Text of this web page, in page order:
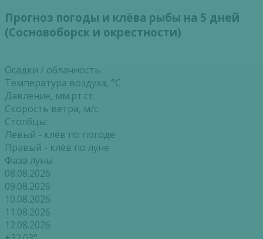
Прогноз погоды и клёва рыбы на 5 дней
(Сосновоборск и окрестности)
Осадки / облачность
Температура воздуха, °С
Давление, мм.рт.ст.
Скорость ветра, м/с
Столбцы:
Левый - клёв по погоде
Правый - клёв по луне
Фаза луны
08.08.2026
09.08.2026
10.08.2026
11.08.2026
12.08.2026